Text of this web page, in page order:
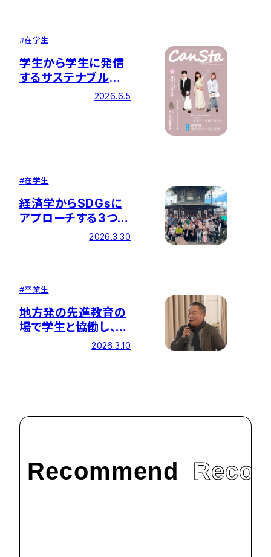
#在学生
学生から学生に発信
するサステナブルア
クション 『CanSta』を
2026.6.5
#在学生
経済学からSDGsに
アプローチする3つの
施策を学内で実施2026.3.30
#卒業生
地方発の先進教育の
場で学生と協働し、地
域課題の解決に挑む
2026.3.10
Recommend